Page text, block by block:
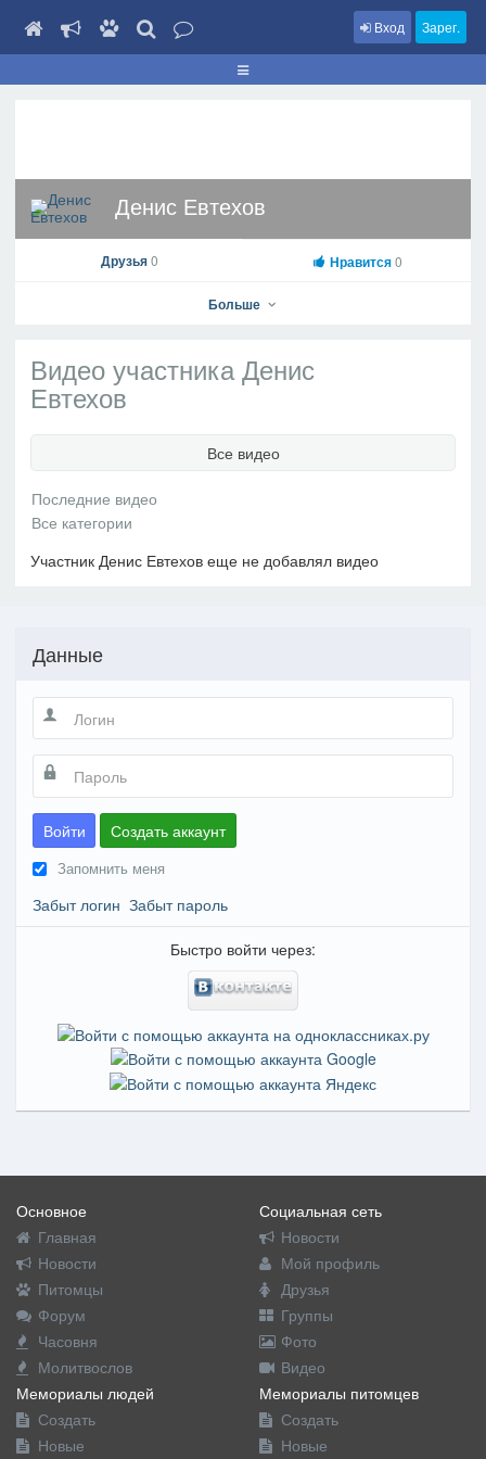
Вход Зарег.
Денис Евтехов
На профиль
Фото Видео
Друзья0 Нравится0
Больше
Видео участника Денис
Евтехов
Все видео
Участник Денис Евтехов еще не добавлял видео
Данные
Войти Создать аккаунт
Запомнить меня
Забыт логин Забыт пароль
Быстро войти через:
Основное
Главная
Новости
Питомцы
Форум
Часовня
Молитвослов
Социальная сеть
Новости
Мой профиль
Друзья
Группы
Фото
Видео
Мемориалы людей
Создать
Новые
Мемориалы питомцев
Создать
Новые